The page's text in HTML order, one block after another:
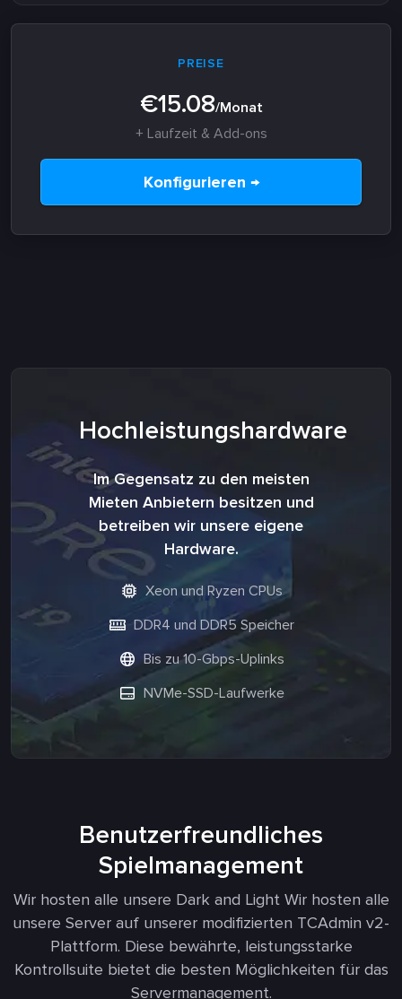
PREISE
€15.08/Monat
+ Laufzeit & Add-ons
Konfigurieren →
Hochleistungshardware
Im Gegensatz zu den meisten
Mieten Anbietern besitzen und
betreiben wir unsere eigene
Hardware.
Xeon und Ryzen CPUs
DDR4 und DDR5 Speicher
Bis zu 10-Gbps-Uplinks
NVMe-SSD-Laufwerke
Benutzerfreundliches
Spielmanagement
Wir hosten alle unsere Dark and Light Wir hosten alle
unsere Server auf unserer modifizierten TCAdmin v2-
Plattform. Diese bewährte, leistungsstarke
Kontrollsuite bietet die besten Möglichkeiten für das
Servermanagement.